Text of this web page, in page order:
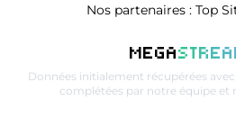
Nos partenaires : Top
MEGA
Données initialement récupérées avec
complétées par notre équipe